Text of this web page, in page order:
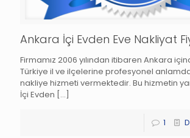
Ankara İçi Evden Eve Nakliyat
Firmamız 2006 yılından itibaren Ankara
Türkiye il ve ilçelerine profesyonel
nakliye hizmeti vermektedir. Bu hizmetin
İçi Evden […]
1